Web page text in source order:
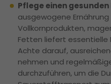
Pflege einen
ausgewogene
Vollkornprodukten,
Fetten liefert essentielle
Achte darauf,
nehmen und
durchzuführen, um die